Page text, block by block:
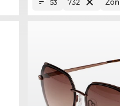
53 732